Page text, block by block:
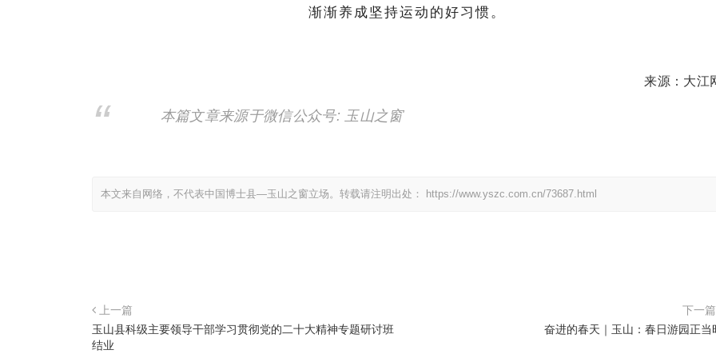
渐渐养成坚持运动的好习惯。
来源：大江
本篇文章来源于微信公众号: 玉山之窗
本文来自网络，不代表中国博士县—玉山之窗立场。转载请注明出处： https://www.yszc.com.cn/73687.html
上一篇
玉山县科级主要领导干部学习贯彻党的二十大精神专题研讨班
结业
下一篇
奋进的春天｜玉山：春日游园正当